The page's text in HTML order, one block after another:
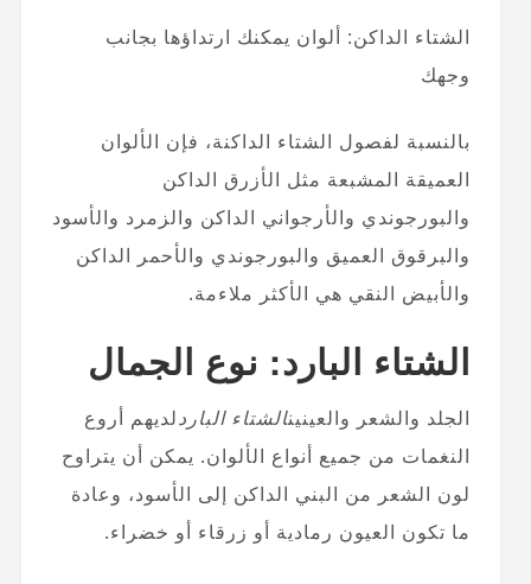
الشتاء الداكن: ألوان يمكنك ارتداؤها بجانب
وجهك
بالنسبة لفصول الشتاء الداكنة، فإن الألوان
العميقة المشبعة مثل الأزرق الداكن
والبورجوندي والأرجواني الداكن والزمرد والأسود
والبرقوق العميق والبورجوندي والأحمر الداكن
والأبيض النقي هي الأكثر ملاءمة.
الشتاء البارد: نوع الجمال
الجلد والشعر والعينينالشتاء الباردلديهم أروع
النغمات من جميع أنواع الألوان. يمكن أن يتراوح
لون الشعر من البني الداكن إلى الأسود، وعادة
ما تكون العيون رمادية أو زرقاء أو خضراء.